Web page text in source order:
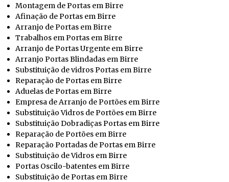
Montagem de Portas em Birre
Afinação de Portas em Birre
Arranjo de Portas em Birre
Trabalhos em Portas em Birre
Arranjo de Portas Urgente em Birre
Arranjo Portas Blindadas em Birre
Substituição de vidros Portas em Birre
Reparação de Portas em Birre
Aduelas de Portas em Birre
Empresa de Arranjo de Portões em Birre
Substituição Vidros de Portões em Birre
Substituição Dobradiças Portas em Birre
Reparação de Portões em Birre
Reparação Portadas de Portas em Birre
Substituição de Vidros em Birre
Portas Oscilo-batentes em Birre
Substituição de Portas em Birre